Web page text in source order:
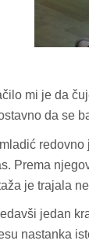
mi je da
da se
Prema
je trajala
jedan
nastanka